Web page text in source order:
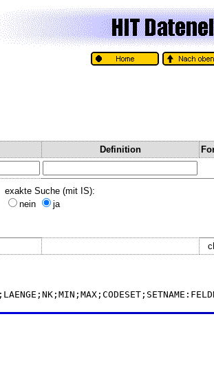
Definition
exakte Suche (mit IS):
nein
ja